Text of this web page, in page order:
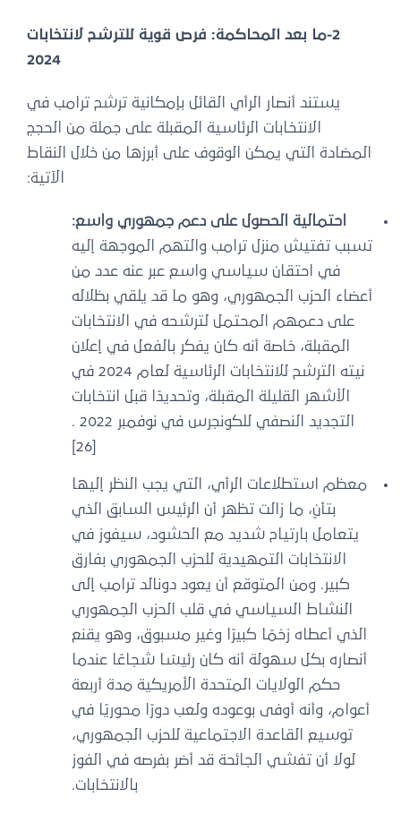
2-ما بعد المحاكمة: فرص قوية للترشح لانتخابات
2024
يستند أنصار الرأي القائل بإمكانية ترشح ترامب في
الانتخابات الرئاسية المقبلة على جملة من الحجج
المضادة التي يمكن الوقوف على أبرزها من خلال النقاط
الآتية:
احتمالية الحصول على دعم جمهوري واسع:
تسبب تفتيش منزل ترامب والتهم الموجهة إليه
في احتقان سياسي واسع عبر عنه عدد من
أعضاء الحزب الجمهوري، وهو ما قد يلقي بظلاله
على دعمهم المحتمل لترشحه في الانتخابات
المقبلة، خاصة أنه كان يفكر بالفعل في إعلان
نيته الترشح للانتخابات الرئاسية لعام 2024 في
الأشهر القليلة المقبلة، وتحديدًا قبل انتخابات
التجديد النصفي للكونجرس في نوفمبر 2022 .
معظم استطلاعات الرأي، التي يجب النظر إليها
بتأنٍ، ما زالت تظهر أن الرئيس السابق الذي
يتعامل بارتياح شديد مع الحشود، سيفوز في
الانتخابات التمهيدية للحزب الجمهوري بفارق
كبير. ومن المتوقع أن يعود دونالد ترامب إلى
النشاط السياسي في قلب الحزب الجمهوري
الذي أعطاه زخمًا كبيرًا وغير مسبوق، وهو يقنع
أنصاره بكل سهولة أنه كان رئيسًا شجاعًا عندما
حكم الولايات المتحدة الأمريكية مدة أربعة
أعوام، وأنه أوفى بوعوده ولعب دورًا محوريًا في
توسيع القاعدة الاجتماعية للحزب الجمهوري،
لولا أن تفشي الجائحة قد أضر بفرصه في الفوز
بالانتخابات.